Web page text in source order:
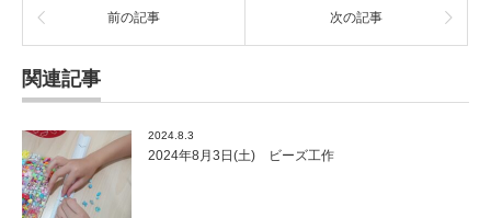
前の記事 次の記事
関連記事
2024.8.3
2024年8月3日(土) ビーズ工作